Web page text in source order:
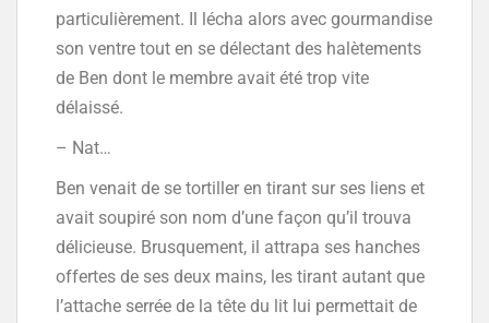
particulièrement. Il lécha alors avec gourmandise
son ventre tout en se délectant des halètements
de Ben dont le membre avait été trop vite
délaissé.
– Nat…
Ben venait de se tortiller en tirant sur ses liens et
avait soupiré son nom d’une façon qu’il trouva
délicieuse. Brusquement, il attrapa ses hanches
offertes de ses deux mains, les tirant autant que
l’attache serrée de la tête du lit lui permettait de